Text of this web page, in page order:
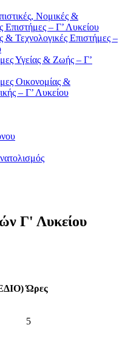
Νομικές &
Επιστήμες – Γ’ Λυκείου
& Τεχνολογικές Επιστήμες –
Υγείας & Ζωής – Γ’
Οικονομίας &
– Γ’ Λυκείου
Γ' Λυκείου
Ώρες
5